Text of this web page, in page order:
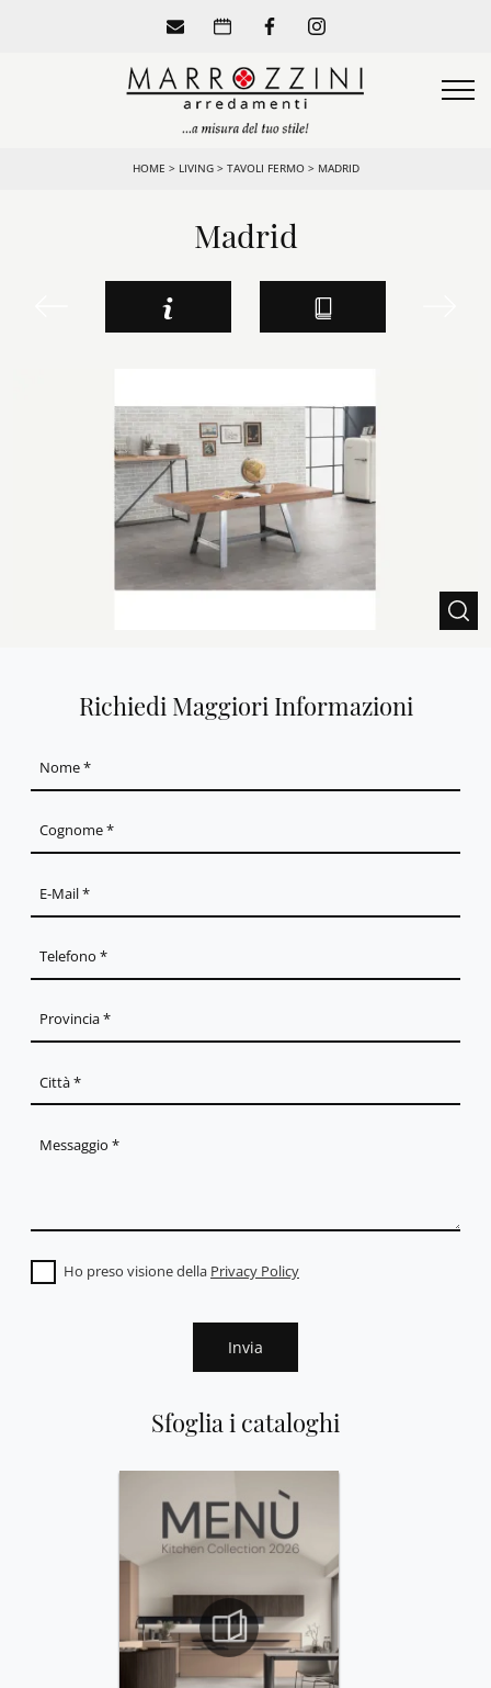
HOME > LIVING> TAVOLI FERMO > MADRID
Madrid
Sfoglia i cataloghi
Richiedi Maggiori Informazioni
Ho preso visione della Privacy Policy
Invia